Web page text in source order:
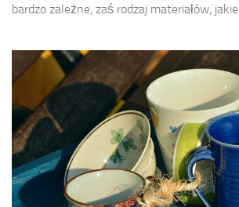
bardzo zależne, zaś rodzaj materiałów, jakie...